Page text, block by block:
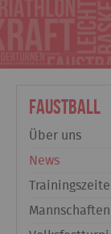
Faustball
Über uns
News
Mannschaften